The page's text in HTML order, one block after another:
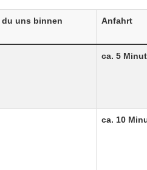
uns binnen
Anfahrt
ca. 5
ca. 10